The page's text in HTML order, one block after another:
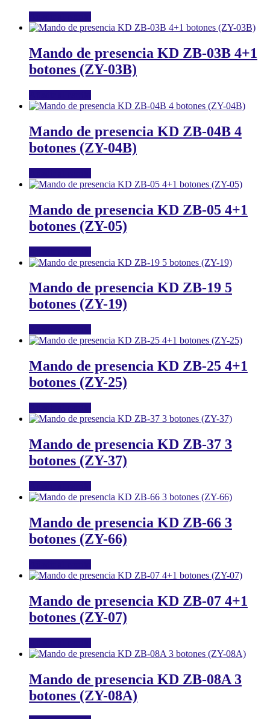
Mando de presencia KD ZB-03B 4+1
botones (ZY-03B)
Mando de presencia KD ZB-04B 4
botones (ZY-04B)
Mando de presencia KD ZB-05 4+1
botones (ZY-05)
Mando de presencia KD ZB-19 5
botones (ZY-19)
Mando de presencia KD ZB-25 4+1
botones (ZY-25)
Mando de presencia KD ZB-37 3
botones (ZY-37)
Mando de presencia KD ZB-66 3
botones (ZY-66)
Mando de presencia KD ZB-07 4+1
botones (ZY-07)
Mando de presencia KD ZB-08A 3
botones (ZY-08A)